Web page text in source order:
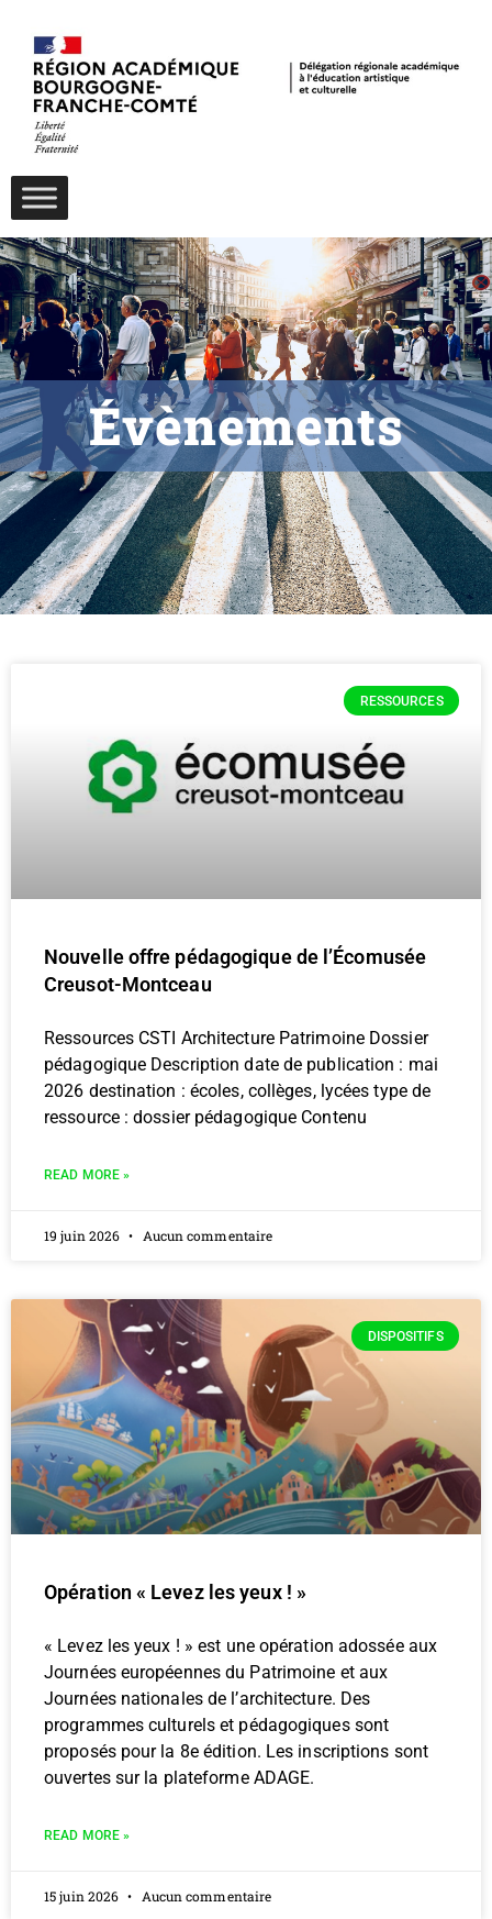
Évènements
RESSOURCES
Nouvelle offre pédagogique de l’Écomusée
Creusot-Montceau
Ressources CSTI Architecture Patrimoine Dossier
pédagogique Description date de publication : mai
2026 destination : écoles, collèges, lycées type de
ressource : dossier pédagogique Contenu
READ MORE »
19 juin 2026 Aucun commentaire
DISPOSITIFS
Opération « Levez les yeux ! »
« Levez les yeux ! » est une opération adossée aux
Journées européennes du Patrimoine et aux
Journées nationales de l’architecture. Des
programmes culturels et pédagogiques sont
proposés pour la 8e édition. Les inscriptions sont
ouvertes sur la plateforme ADAGE.
READ MORE »
15 juin 2026 Aucun commentaire